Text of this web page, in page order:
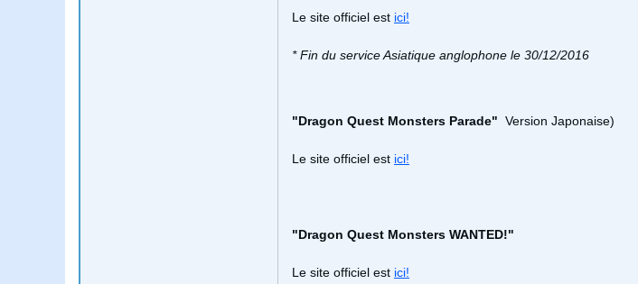
Le site officiel est ici!
* Fin du service Asiatique anglophone le 30/12/2016
"Dragon Quest Monsters Parade" Version Japonaise)
Le site officiel est ici!
"Dragon Quest Monsters WANTED!"
Le site officiel est ici!